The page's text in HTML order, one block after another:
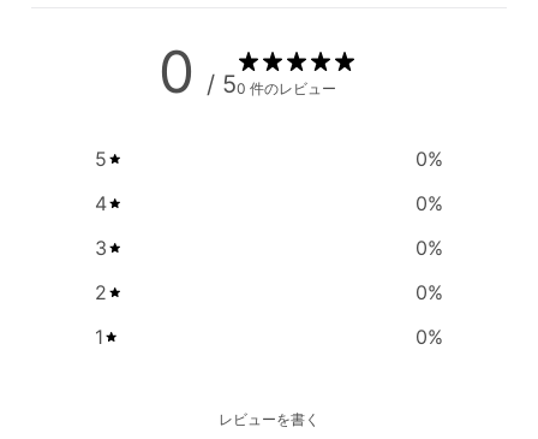
0 / 50 件のレビュー
5 0%
4
0%
3
0%
2
0%
1
0%
レビューを書く